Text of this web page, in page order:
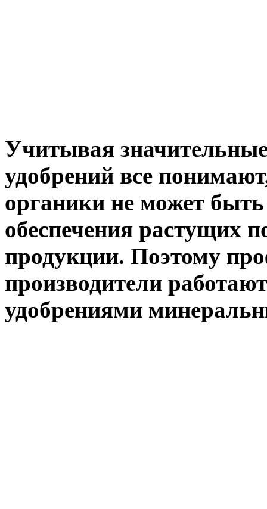
Учитывая
удобрений все
органики не может быть
обеспечения растущих
продукции. Поэтому
производители
удобрениями